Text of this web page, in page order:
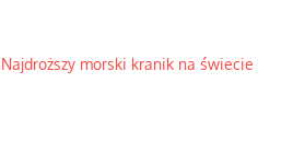
Najdroższy morski kranik na świecie